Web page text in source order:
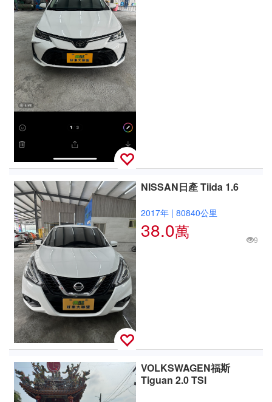
NISSAN日產 Tiida 1.6
2017年 |80840公里
38.0萬 9
VOLKSWAGEN福斯
Tiguan 2.0 TSI